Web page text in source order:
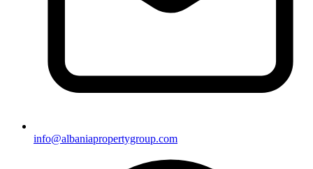
info@albaniapropertygroup.com